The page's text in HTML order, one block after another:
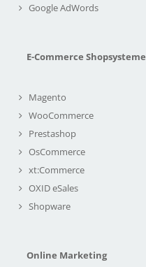
Google AdWords
E-Commerce Shopsysteme
Magento
WooCommerce
Prestashop
OsCommerce
xt:Commerce
OXID eSales
Shopware
Online Marketing